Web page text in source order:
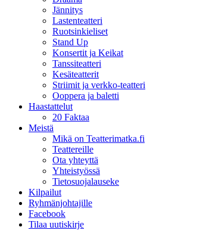
Jännitys
Lastenteatteri
Ruotsinkieliset
Stand Up
Konsertit ja Keikat
Tanssiteatteri
Kesäteatterit
Striimit ja verkko-teatteri
Ooppera ja baletti
Haastattelut
20 Faktaa
Meistä
Mikä on Teatterimatka.fi
Teattereille
Ota yhteyttä
Yhteistyössä
Tietosuojalauseke
Kilpailut
Ryhmänjohtajille
Facebook
Tilaa uutiskirje